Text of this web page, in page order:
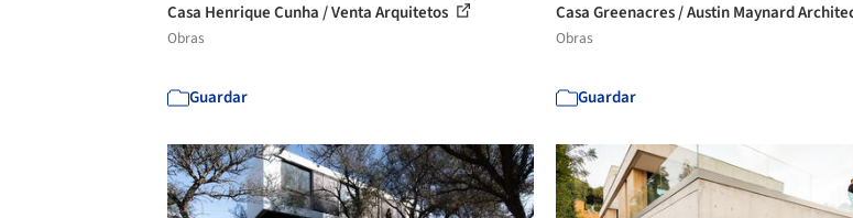
Casa Henrique Cunha / Venta Arquitetos
Obras
Guardar
Casa Greenacres / Austin Maynard
Obras
Guardar